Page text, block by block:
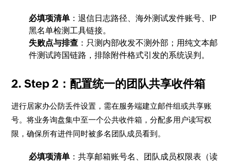
必填项清单 ：退信日志路径、海外测试发件账号、IP
黑名单检测工具链接。
失败点与排查 ：只测内部收发不测外部；用纯文本邮
件测试跨国链路，排除附件格式引发的系统误判。
2. Step 2：配置统一的团队共享收件箱
进行居家办公防丢件设置，需在服务端建立邮件组或共享账
号。将业务询盘集中至一个公共收件箱，分配多用户读写权
限，确保所有进件同时被多名团队成员看到。
必填项清单 ：共享邮箱账号名、团队成员权限表（读